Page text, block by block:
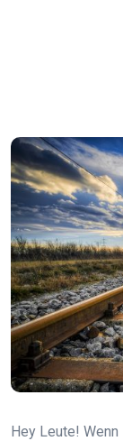
Hey Leute!